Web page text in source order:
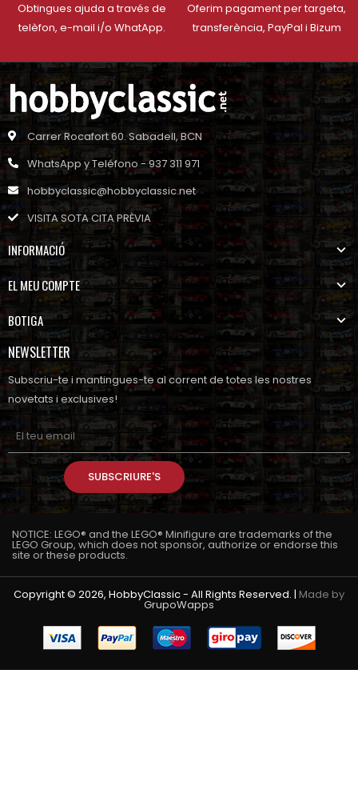
Obtingues ajuda a través de
telèfon, e-mail i/o WhatApp.
Oferim pagament per targeta,
transferència, PayPal i Bizum
Carrer Rocafort 60. Sabadell, BCN
WhatsApp y Teléfono - 937 311 971
hobbyclassic@hobbyclassic.net
VISITA SOTA CITA PRÈVIA
INFORMACIÓ
EL MEU COMPTE
BOTIGA
NEWSLETTER
Subscriu-te i mantingues-te al corrent de totes les nostres
novetats i exclusives!
SUBSCRIURE'S
NOTICE: LEGO® and the LEGO® Minifigure are trademarks of the
LEGO Group, which does not sponsor, authorize or endorse this
site or these products.
Copyright © 2026, HobbyClassic - All Rights Reserved. | Made by
GrupoWapps